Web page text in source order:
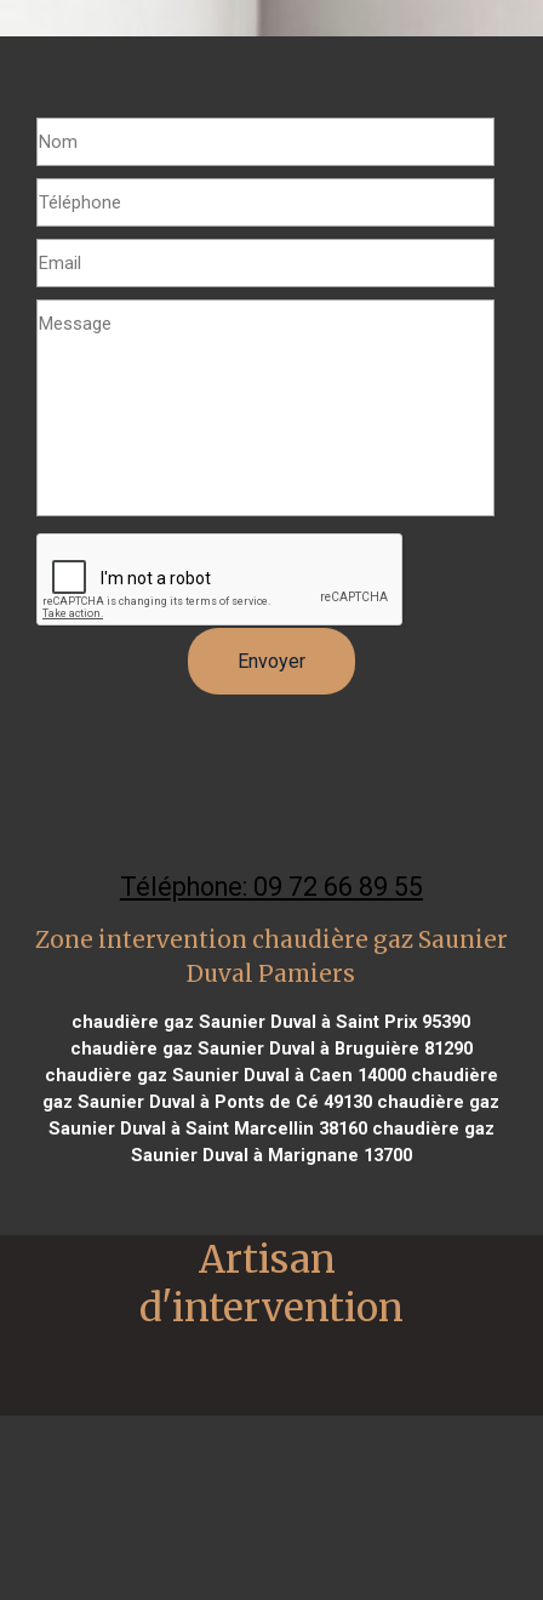
Téléphone: 09 72 66 89 55
Zone intervention chaudière gaz Saunier
Duval Pamiers
chaudière gaz Saunier Duval à Saint Prix 95390
chaudière gaz Saunier Duval à Bruguière 81290
chaudière gaz Saunier Duval à Caen 14000chaudière
gaz Saunier Duval à Ponts de Cé 49130 chaudière gaz
Saunier Duval à Saint Marcellin 38160chaudière gaz
Saunier Duval à Marignane 13700
Artisan
d'intervention